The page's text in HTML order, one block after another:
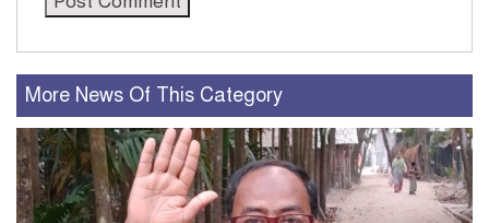
More News Of This Category